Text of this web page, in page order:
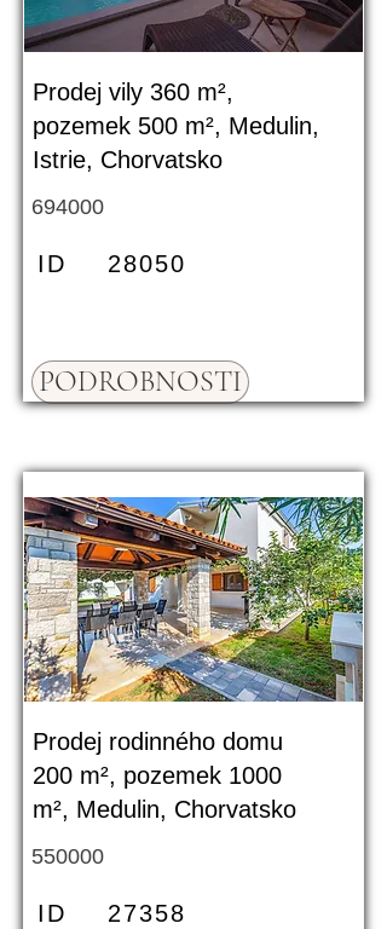
Prodej vily 360 m²,
pozemek 500 m², Medulin,
Istrie, Chorvatsko
694000
ID 28050
PODROBNOSTI
Prodej rodinného domu
200 m², pozemek 1000
m², Medulin, Chorvatsko
550000
ID 27358